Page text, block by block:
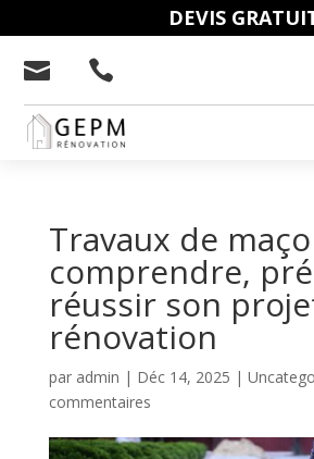
DEVIS
 
Travaux de
comprendre,
réussir son
rénovation
par admin | Déc 14, 2025 |
commentaires